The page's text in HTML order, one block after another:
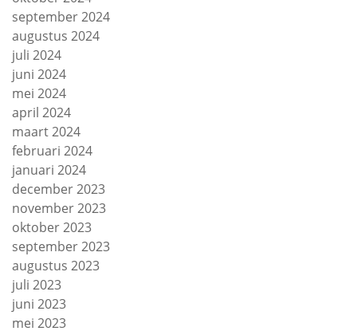
september 2024
augustus 2024
juli 2024
juni 2024
mei 2024
april 2024
maart 2024
februari 2024
januari 2024
december 2023
november 2023
oktober 2023
september 2023
augustus 2023
juli 2023
juni 2023
mei 2023